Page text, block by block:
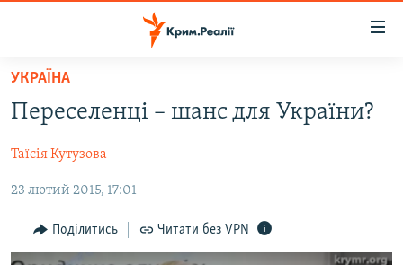
Перейти
основного
Перейти
до
навігації
Перейти
ВОДА.КРИМ
ВІДЕО ТА ФОТО
ПОЛІТИКА
БЛОГИ
ПОГЛЯД
УКРАЇНА
Переселенці – шанс для України?
Таїсія Кутузова
23 лютий 2015, 17:01
Поділитись Читати без VPN